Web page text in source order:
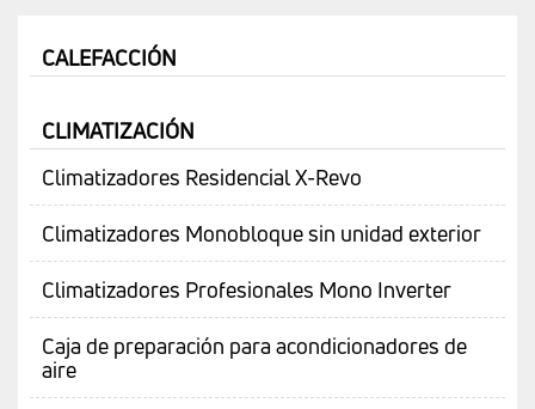
CALEFACCIÓN
CLIMATIZACIÓN
Climatizadores Residencial X-Revo
Climatizadores Monobloque sin unidad exterior
Climatizadores Profesionales Mono Inverter
Caja de preparación para acondicionadores de
aire